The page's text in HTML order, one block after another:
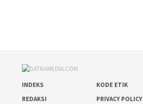
INDEKS KODE ETIK
REDAKSI
PRIVACY POLICY